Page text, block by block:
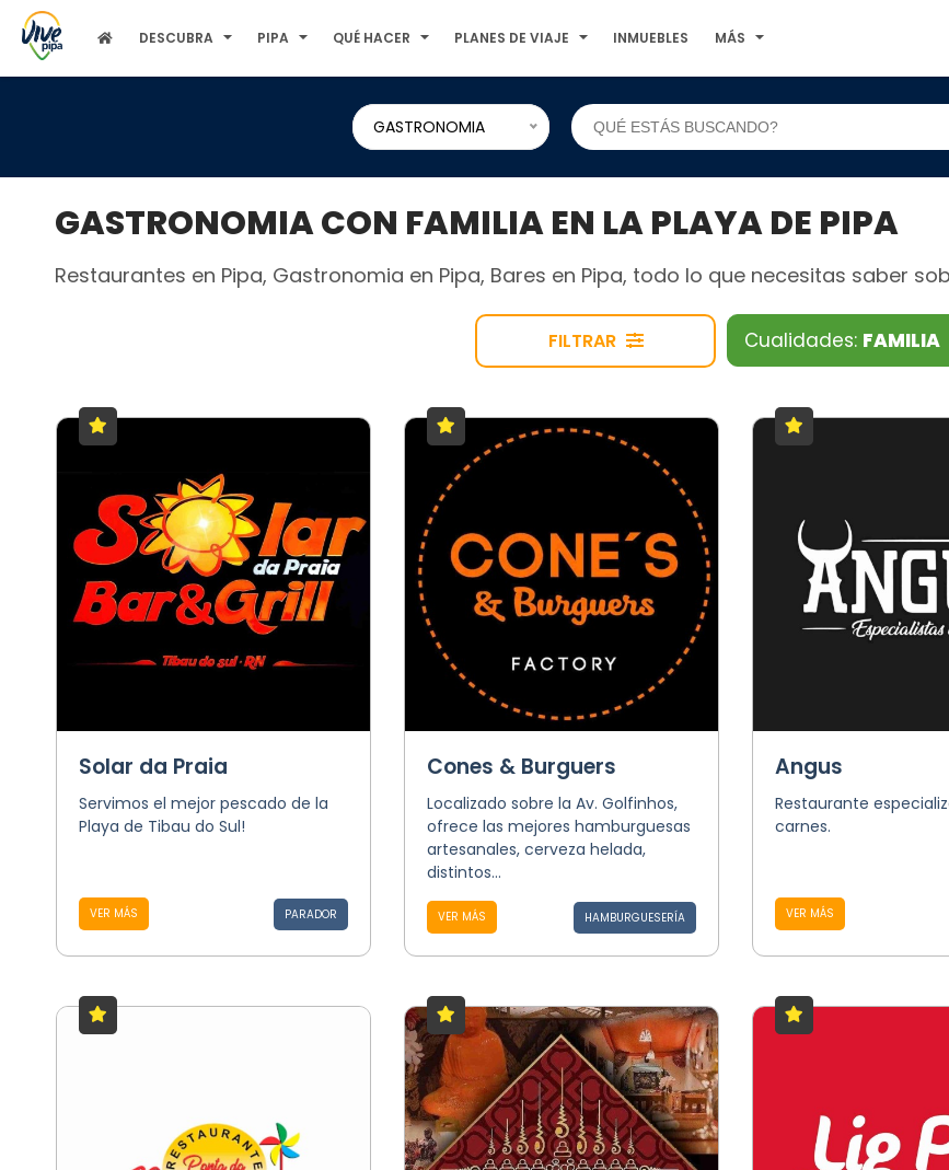
DESCUBRA PIPA QUÉ HACER PLANES DE VIAJE INMUEBLES MÁS
GASTRONOMIA
GASTRONOMIA CON FAMILIA EN LA PLAYA DE PIPA
Restaurantes en Pipa, Gastronomia en Pipa, Bares en Pipa, todo lo que necesitas saber
FILTRAR Cualidades: FAMILIA
Solar da Praia
Servimos el mejor pescado de la
Playa de Tibau do Sul!
VER MÁS PARADOR
Cones & Burguers
Localizado sobre la Av. Golfinhos,
ofrece las mejores hamburguesas
artesanales, cerveza helada,
distintos...
VER MÁS HAMBURGUESERÍA
Angus
Restaurante
carnes.
VER MÁS